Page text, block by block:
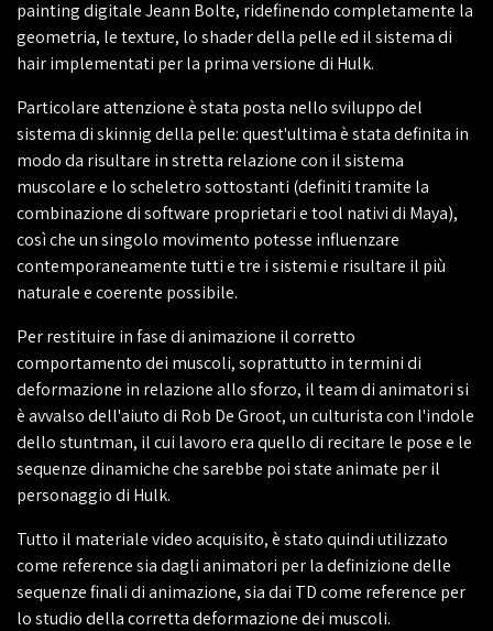
painting digitale Jeann Bolte, ridefinendo completamente la
geometria, le texture, lo shader della pelle ed il sistema di
hair implementati per la prima versione di Hulk.
Particolare attenzione è stata posta nello sviluppo del
sistema di skinnig della pelle: quest'ultima è stata definita in
modo da risultare in stretta relazione con il sistema
muscolare e lo scheletro sottostanti (definiti tramite la
combinazione di software proprietari e tool nativi di Maya),
così che un singolo movimento potesse influenzare
contemporaneamente tutti e tre i sistemi e risultare il più
naturale e coerente possibile.
Per restituire in fase di animazione il corretto
comportamento dei muscoli, soprattutto in termini di
deformazione in relazione allo sforzo, il team di animatori si
è avvalso dell'aiuto di Rob De Groot, un culturista con l'indole
dello stuntman, il cui lavoro era quello di recitare le pose e le
sequenze dinamiche che sarebbe poi state animate per il
personaggio di Hulk.
Tutto il materiale video acquisito, è stato quindi utilizzato
come reference sia dagli animatori per la definizione delle
sequenze finali di animazione, sia dai TD come reference per
lo studio della corretta deformazione dei muscoli.